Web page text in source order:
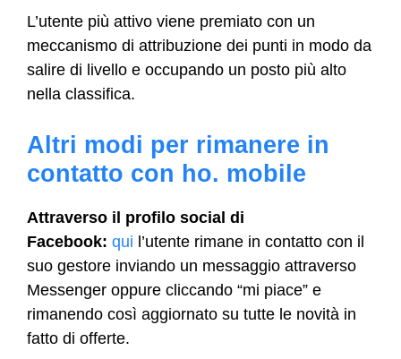
L’utente più attivo viene premiato con un
meccanismo di attribuzione dei punti in modo da
salire di livello e occupando un posto più alto
nella classifica.
Altri modi per rimanere in
contatto con ho. mobile
Attraverso il profilo social di
Facebook: qui l’utente rimane in contatto con il
suo gestore inviando un messaggio attraverso
Messenger oppure cliccando “mi piace” e
rimanendo così aggiornato su tutte le novità in
fatto di offerte.